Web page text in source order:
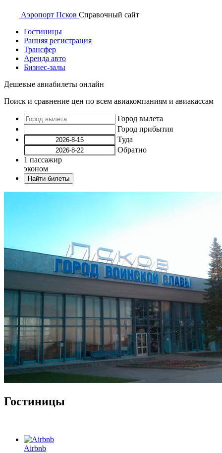
Аэропорт Псков Справочный сайт
Гостиницы
Ранняя регистрация
Трансфер
Аренда авто
Бизнес-залы
Дешевые авиабилеты онлайн
Поиск и сравнение цен по всем авиакомпаниям и авиакассам
Город вылета
Город прибытия
Туда
Обратно
1 пассажир
эконом
Найти билеты
Гостиницы
Airbnb